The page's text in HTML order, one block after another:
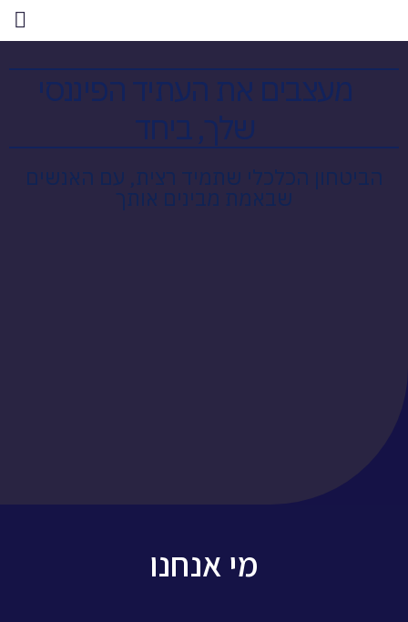
מעצבים את העתיד הפיננסי
שלך, ביחד
הביטחון הכלכלי שתמיד רצית, עם האנשים
שבאמת מבינים אותך
מי אנחנו